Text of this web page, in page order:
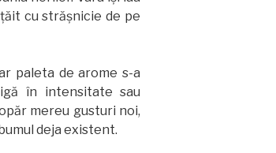
cu străşnicie de pe
paleta de arome s-a
în intensitate sau
mereu gusturi noi,
deja existent.